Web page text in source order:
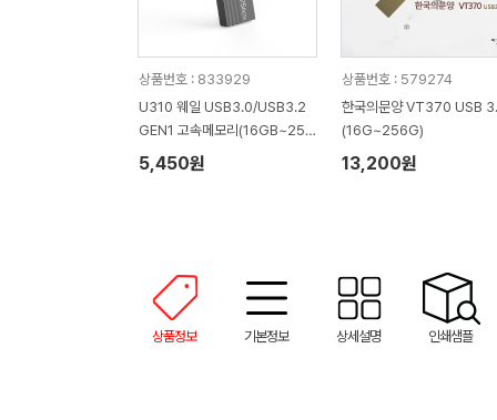
상품번호 : 833929
U310 웨일 USB3.0/USB3.2
GEN1 고속메모리(16GB~256
GB)[
5,450원
상품번호 : 579274
한국의문양 VT370 USB 3.0
(16G~256G)
13,200원
상품정보 기본정보 상세설명 인쇄샘플